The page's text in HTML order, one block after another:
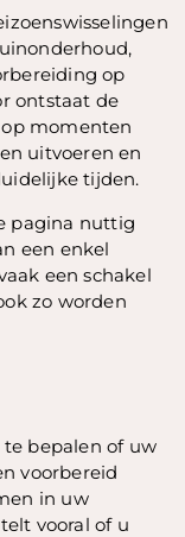
op
ontstaat de
momenten
uitvoeren en
tijden.
pagina nuttig
een enkel
een schakel
zo worden
bepalen of uw
voorbereid
in uw
vooral of u